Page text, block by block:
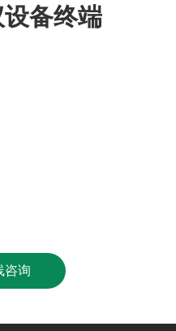
备终端
咨询